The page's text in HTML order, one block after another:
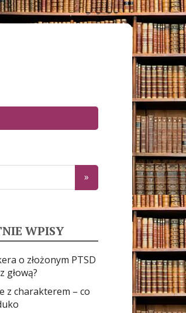
WPISY
o złożonym PTSD
głową?
z charakterem – co